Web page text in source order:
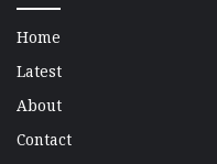
Home
Latest
About
Contact